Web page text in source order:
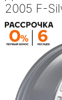
2005 F-